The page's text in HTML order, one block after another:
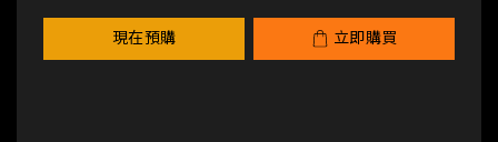
現在預購 立即購買